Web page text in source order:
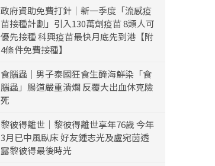
政府資助免費打針｜新一季度「流感疫
苗接種計劃」引入130萬劑疫苗 8類人可
優先接種 科興疫苗最快月底先到港【附
4條件免費接種】
食腦蟲｜男子泰國狂食生醃海鮮染「食
腦蟲」腸道嚴重潰爛 反覆大出血休克險
死
黎彼得離世｜黎彼得離世享年76歲 今年
3月已中風臥床 好友鍾志光及盧宛茵透
露黎彼得最後時光